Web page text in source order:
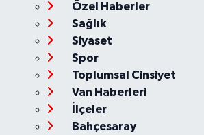
Özel Haberler
Sağlık
Siyaset
Spor
Toplumsal Cinsiyet
Van Haberleri
İlçeler
Bahçesaray